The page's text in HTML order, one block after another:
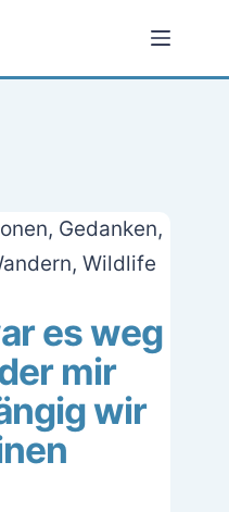
, Gedanken,
, Wildlife
es weg
mir
wir